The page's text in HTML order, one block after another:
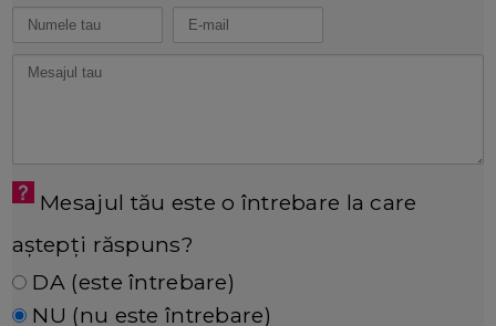
Mesajul tău este o întrebare la care
aștepți răspuns?
DA (este întrebare)
NU (nu este întrebare)